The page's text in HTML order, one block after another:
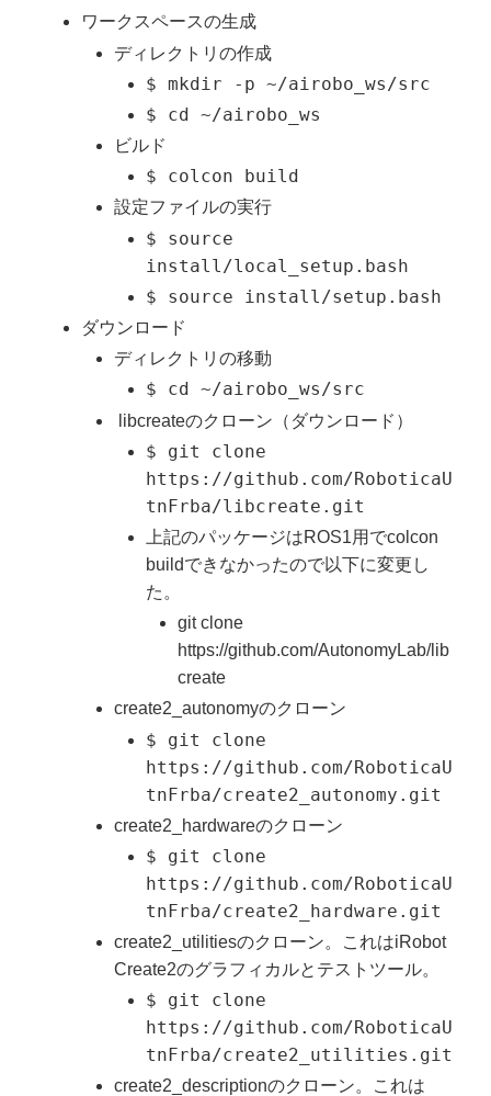
ワークスペースの生成
ディレクトリの作成
$ mkdir -p ~/airobo_ws/src
$ cd ~/airobo_ws
ビルド
$ colcon build
設定ファイルの実行
$ source
install/local_setup.bash
$ source install/setup.bash
ダウンロード
ディレクトリの移動
$ cd ~/airobo_ws/src
libcreateのクローン（ダウンロード）
$ git clone
https://github.com/RoboticaU
tnFrba/libcreate.git
上記のパッケージはROS1用でcolcon
buildできなかったので以下に変更し
た。
git clone
https://github.com/AutonomyLab/lib
create
create2_autonomyのクローン
$ git clone
https://github.com/RoboticaU
tnFrba/create2_autonomy.git
create2_hardwareのクローン
$ git clone
https://github.com/RoboticaU
tnFrba/create2_hardware.git
create2_utilitiesのクローン。これはiRobot
Create2のグラフィカルとテストツール。
$ git clone
https://github.com/RoboticaU
tnFrba/create2_utilities.git
create2_descriptionのクローン。これは